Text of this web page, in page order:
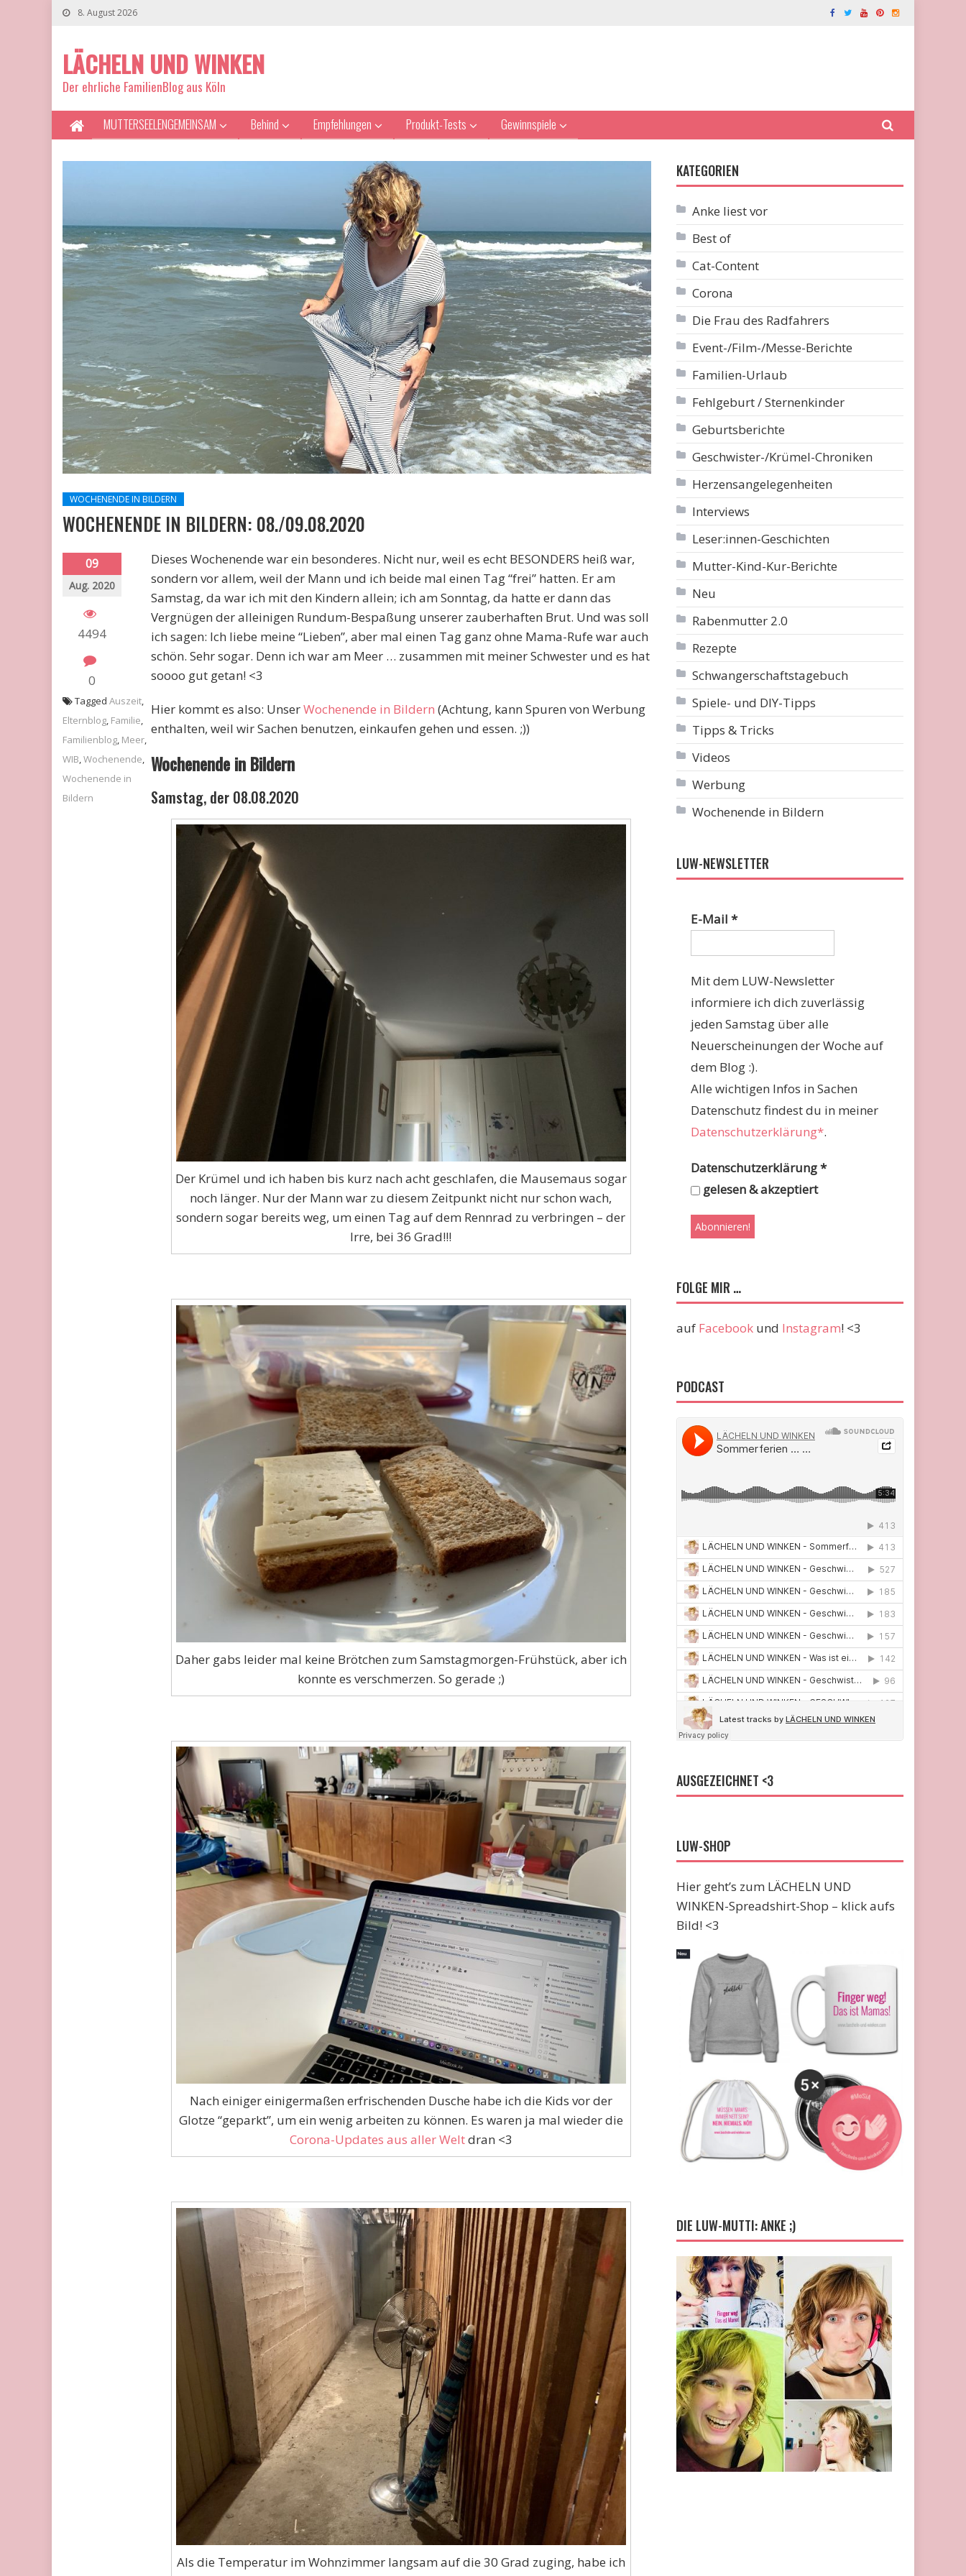
8. August 2026
LÄCHELN UND WINKEN
Der ehrliche FamilienBlog aus Köln
MUTTERSEELENGEMEINSAM Behind Empfehlungen Produkt-Tests Gewinnspiele
WOCHENENDE IN BILDERN
WOCHENENDE IN BILDERN: 08./09.08.2020
09
Aug. 2020
4494
0
Dieses Wochenende war ein besonderes. Nicht nur, weil es echt BESONDERS heiß war,
sondern vor allem, weil der Mann und ich beide mal einen Tag “frei” hatten. Er am
Samstag, da war ich mit den Kindern allein; ich am Sonntag, da hatte er dann das
Vergnügen der alleinigen Rundum-Bespaßung unserer zauberhaften Brut. Und was soll
ich sagen: Ich liebe meine “Lieben”, aber mal einen Tag ganz ohne Mama-Rufe war auch
schön. Sehr sogar. Denn ich war am Meer … zusammen mit meiner Schwester und es hat
soooo gut getan! <3
Hier kommt es also: UnserWochenende in Bildern (Achtung, kann Spuren von Werbung
enthalten, weil wir Sachen benutzen, einkaufen gehen und essen. ;))
Wochenende in Bildern
Samstag, der 08.08.2020
Der Krümel und ich haben bis kurz nach acht geschlafen, die Mausemaus sogar
noch länger. Nur der Mann war zu diesem Zeitpunkt nicht nur schon wach,
sondern sogar bereits weg, um einen Tag auf dem Rennrad zu verbringen – der
Irre, bei 36 Grad!!!
Daher gabs leider mal keine Brötchen zum Samstagmorgen-Frühstück, aber ich
konnte es verschmerzen. So gerade ;)
Nach einiger einigermaßen erfrischenden Dusche habe ich die Kids vor der
Glotze “geparkt”, um ein wenig arbeiten zu können. Es waren ja mal wieder die
Corona-Updates aus aller Weltdran <3
Als die Temperatur im Wohnzimmer langsam auf die 30 Grad zuging, habe ich
Tagged Auszeit
Elternblog Familie
Familienblog Meer
WIB Wochenende
Wochenende in
Bildern
KATEGORIEN
Anke liest vor
Best of
Cat-Content
Corona
Die Frau des Radfahrers
Event-/Film-/Messe-Berichte
Familien-Urlaub
Fehlgeburt / Sternenkinder
Geburtsberichte
Geschwister-/Krümel-Chroniken
Herzensangelegenheiten
Interviews
Leser:innen-Geschichten
Mutter-Kind-Kur-Berichte
Neu
Rabenmutter 2.0
Rezepte
Schwangerschaftstagebuch
Spiele- und DIY-Tipps
Tipps & Tricks
Videos
Werbung
Wochenende in Bildern
LUW-NEWSLETTER
E-Mail*
Mit dem LUW-Newsletter
informiere ich dich zuverlässig
jeden Samstag über alle
Neuerscheinungen der Woche auf
dem Blog :).
Alle wichtigen Infos in Sachen
Datenschutz findest du in meiner
Datenschutzerklärung*.
Datenschutzerklärung*
gelesen & akzeptiert
FOLGE MIR …
auf Facebook und Instagram! <3
PODCAST
AUSGEZEICHNET <3
LUW-SHOP
Hier geht’s zum LÄCHELN UND
WINKEN-Spreadshirt-Shop – klick aufs
Bild! <3
DIE LUW-MUTTI: ANKE ;)